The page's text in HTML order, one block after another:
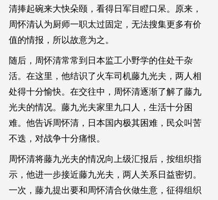
清捧起碗来大快朵颐，看得日军目瞪口呆。原来，
周怀清认为厨师一职太过固定，无法搜集更多有价
值的情报，所以故意为之。
随后，周怀清常常到日本监工小野学的住处干杂
活。在这里，他结识了火车司机藤九光夫，两人相
处得十分愉快。在交往中，周怀清逐渐了解了藤九
光夫的情况。藤九光夫家里九口人，生活十分困
难。他告诉周怀清，日本国内极其困难，民众叫苦
不迭，对战争十分痛恨。
周怀清将藤九光夫的情况向上级汇报后，按组织指
示，他进一步接近藤九光夫，两人关系日益密切。
一次，藤九提出要和周怀清合伙做生意，征得组织